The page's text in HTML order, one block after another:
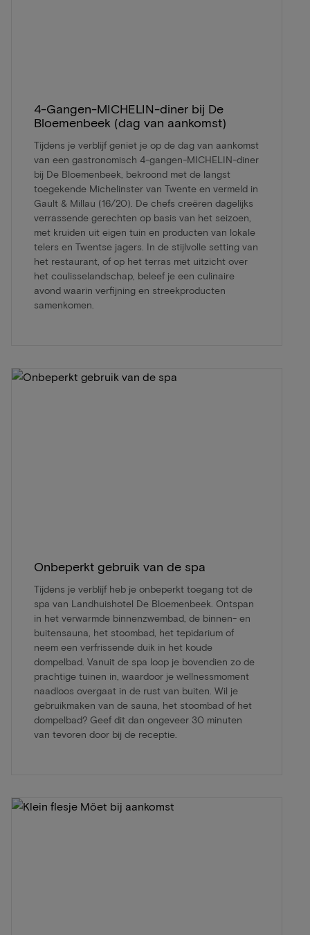
4-Gangen-MICHELIN-diner bij De
Bloemenbeek (dag van aankomst)
Tijdens je verblijf geniet je op de dag van aankomst
van een gastronomisch 4-gangen-MICHELIN-diner
bij De Bloemenbeek, bekroond met de langst
toegekende Michelinster van Twente en vermeld in
Gault & Millau (16/20). De chefs creëren dagelijks
verrassende gerechten op basis van het seizoen,
met kruiden uit eigen tuin en producten van lokale
telers en Twentse jagers. In de stijlvolle setting van
het restaurant, of op het terras met uitzicht over
het coulisselandschap, beleef je een culinaire
avond waarin verfijning en streekproducten
samenkomen.
Onbeperkt gebruik van de spa
Tijdens je verblijf heb je onbeperkt toegang tot de
spa van Landhuishotel De Bloemenbeek. Ontspan
in het verwarmde binnenzwembad, de binnen- en
buitensauna, het stoombad, het tepidarium of
neem een verfrissende duik in het koude
dompelbad. Vanuit de spa loop je bovendien zo de
prachtige tuinen in, waardoor je wellnessmoment
naadloos overgaat in de rust van buiten. Wil je
gebruikmaken van de sauna, het stoombad of het
dompelbad? Geef dit dan ongeveer 30 minuten
van tevoren door bij de receptie.